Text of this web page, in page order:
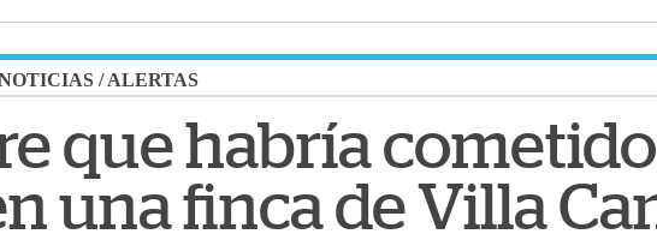
/ALERTAS
que habría
una finca de Villa